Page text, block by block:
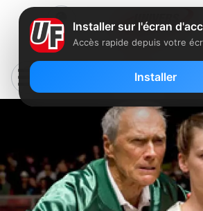
[Film] Million Dollar Baby
Installer sur l'écran
Accès rapide depuis votre
Installer